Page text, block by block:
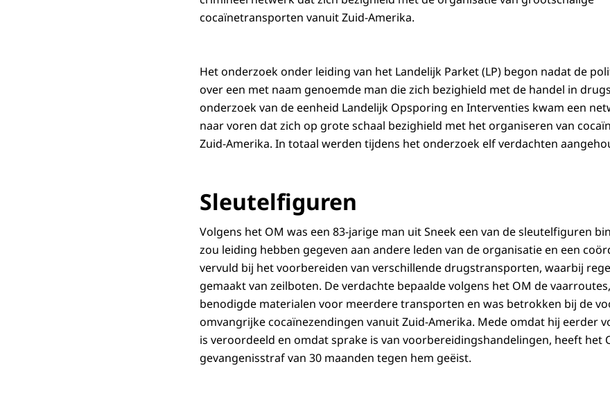
cocaïnetransporten vanuit Zuid-Amerika.
Het onderzoek onder leiding van het Landelijk Parket (LP) begon nadat de
over een met naam genoemde man die zich bezighield met de handel in
onderzoek van de eenheid Landelijk Opsporing en Interventies kwam een
naar voren dat zich op grote schaal bezighield met het organiseren van
Zuid-Amerika. In totaal werden tijdens het onderzoek elf verdachten
Sleutelfiguren
Volgens het OM was een 83-jarige man uit Sneek een van de sleutelfiguren
zou leiding hebben gegeven aan andere leden van de organisatie en een
vervuld bij het voorbereiden van verschillende drugstransporten, waarbij
gemaakt van zeilboten. De verdachte bepaalde volgens het OM de
benodigde materialen voor meerdere transporten en was betrokken bij de
omvangrijke cocaïnezendingen vanuit Zuid-Amerika. Mede omdat hij eerder
is veroordeeld en omdat sprake is van voorbereidingshandelingen, heeft het
gevangenisstraf van 30 maanden tegen hem geëist.